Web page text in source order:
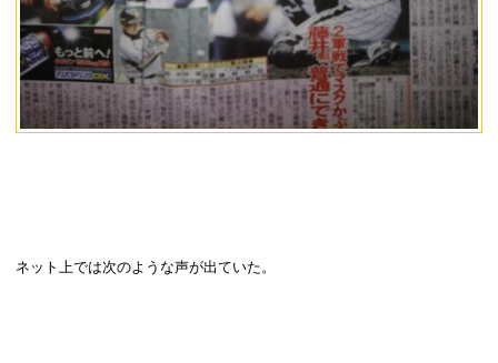
ネット上では次のような声が出ていた。